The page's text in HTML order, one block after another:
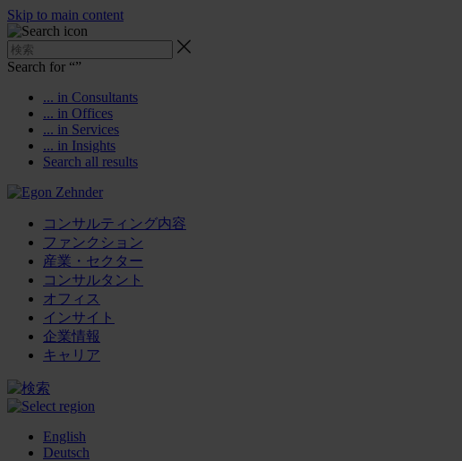
Skip to main content
Search for “”
... in Consultants
... in Offices
... in Services
... in Insights
Search all results
コンサルティング内容
ファンクション
産業・セクター
コンサルタント
オフィス
インサイト
企業情報
キャリア
English
Deutsch